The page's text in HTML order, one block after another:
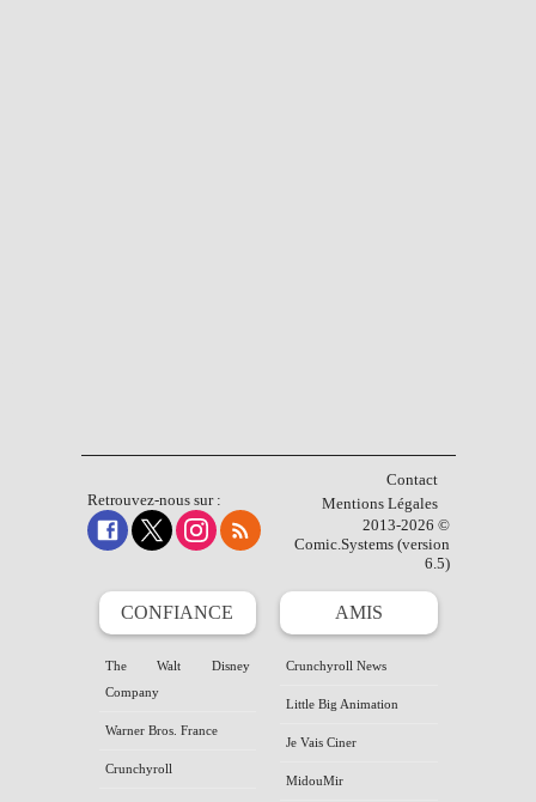
Retrouvez-nous sur :
Contact
Mentions Légales
2013-2026 ©
Comic.Systems (version
6.5)
CONFIANCE
The Walt Disney
Company
Warner Bros. France
Crunchyroll
AMIS
Crunchyroll News
Little Big Animation
Je Vais Ciner
MidouMir